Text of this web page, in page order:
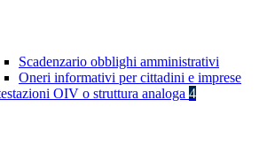
Scadenzario obblighi amministrativi
Oneri informativi per cittadini e imprese
OIV o struttura analoga 4